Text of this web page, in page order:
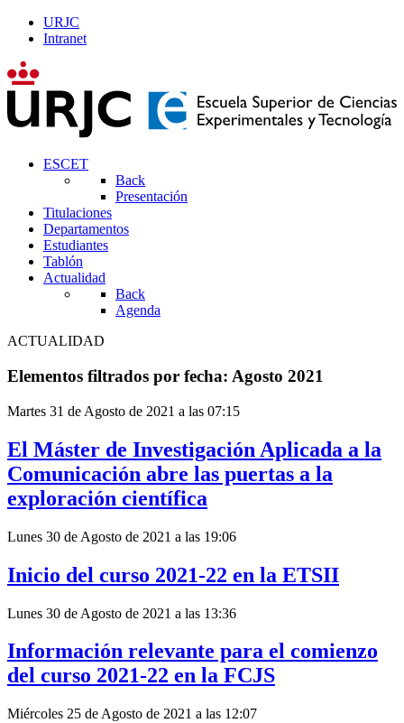
URJC
Intranet
ESCET
Back
Presentación
Titulaciones
Departamentos
Estudiantes
Tablón
Actualidad
Back
Agenda
ACTUALIDAD
Elementos filtrados por fecha: Agosto 2021
Martes 31 de Agosto de 2021 a las 07:15
El Máster de Investigación Aplicada a la
Comunicación abre las puertas a la
exploración científica
Lunes 30 de Agosto de 2021 a las 19:06
Inicio del curso 2021-22 en la ETSII
Lunes 30 de Agosto de 2021 a las 13:36
Información relevante para el comienzo
del curso 2021-22 en la FCJS
Miércoles 25 de Agosto de 2021 a las 12:07